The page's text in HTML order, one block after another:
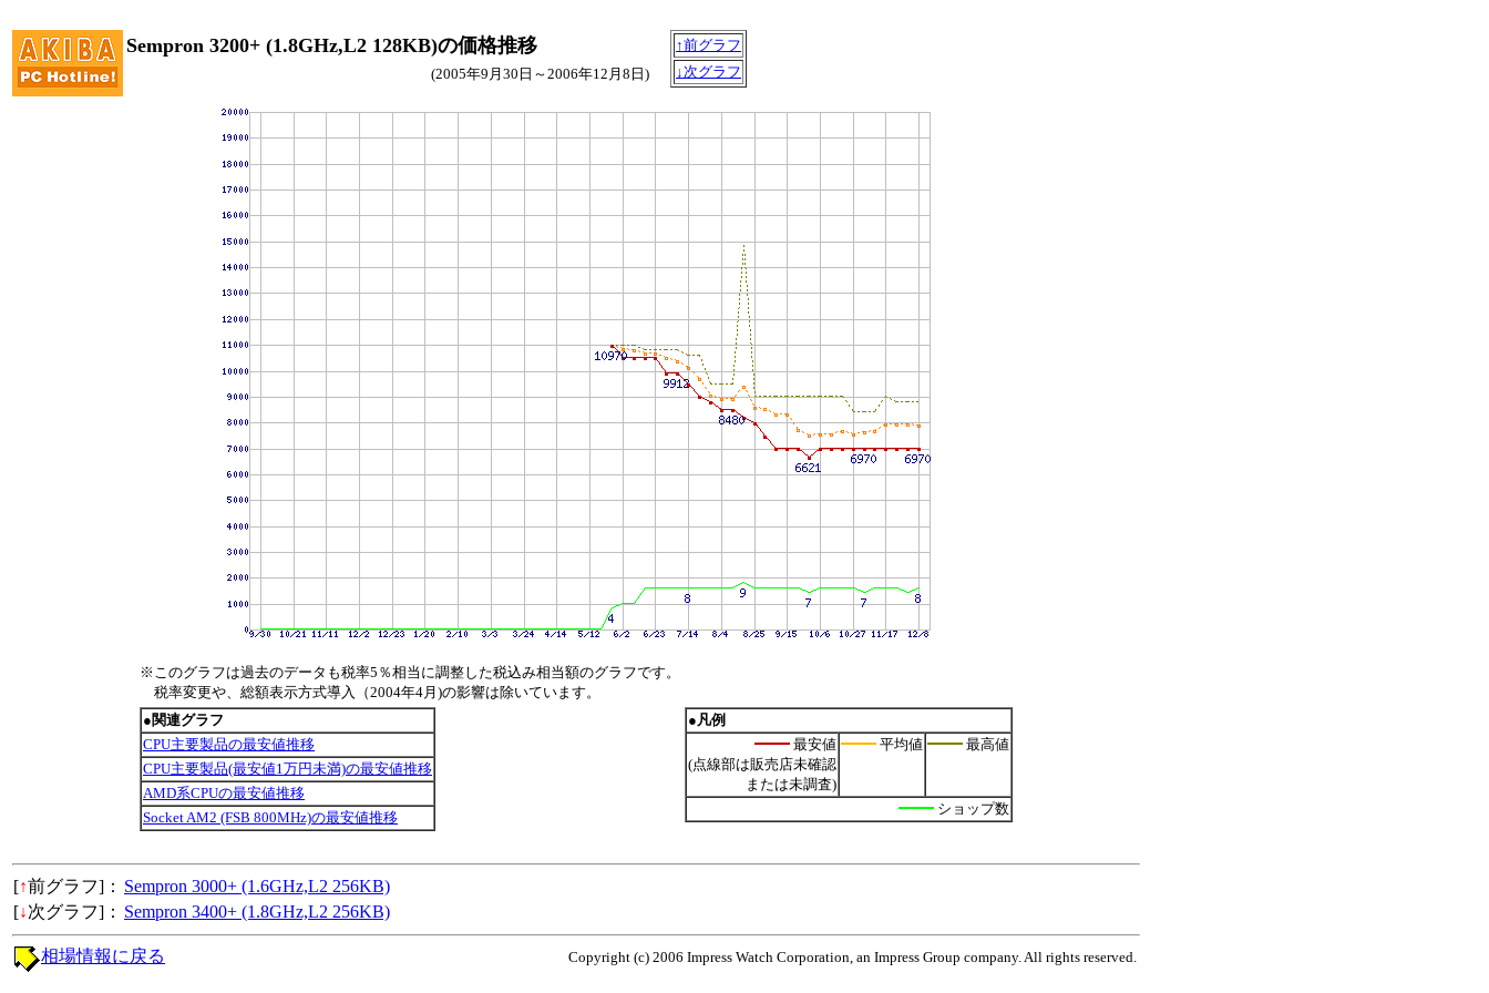
Sempron 3200+ (1.8GHz,L2 128KB)の価格推移
↑前グラフ
↓次グラフ
(2005年9月30日～2006年12月8日)
※このグラフは過去のデータも税率5％相当に調整した税込み相当額のグラフです。
税率変更や、総額表示方式導入（2004年4月)の影響は除いています。
●関連グラフ
CPU主要製品の最安値推移
CPU主要製品(最安値1万円未満)の最安値推移
AMD系CPUの最安値推移
Socket AM2 (FSB 800MHz)の最安値推移
●凡例
最安値
(点線部は販売店未確認
または未調査)
平均値 最高値
ショップ数
[↑前グラフ]： Sempron 3000+ (1.6GHz,L2 256KB)
[↓次グラフ]： Sempron 3400+ (1.8GHz,L2 256KB)
Copyright (c) 2006 Impress Watch Corporation, an Impress Group company. All rights reserved.
相場情報に戻る